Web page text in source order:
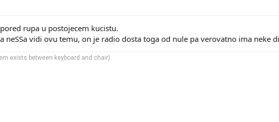
rupa u postojecem kucistu.
neSSa vidi ovu temu, on je radio dosta toga od nule pa verovatno ima neke
exists between keyboard and chair)